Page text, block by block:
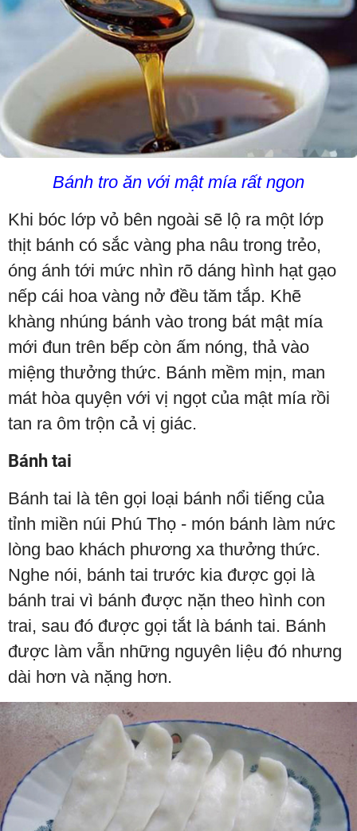
Bánh tro ăn với mật mía rất ngon
Khi bóc lớp vỏ bên ngoài sẽ lộ ra một lớp
thịt bánh có sắc vàng pha nâu trong trẻo,
óng ánh tới mức nhìn rõ dáng hình hạt gạo
nếp cái hoa vàng nở đều tăm tắp. Khẽ
khàng nhúng bánh vào trong bát mật mía
mới đun trên bếp còn ấm nóng, thả vào
miệng thưởng thức. Bánh mềm mịn, man
mát hòa quyện với vị ngọt của mật mía rồi
tan ra ôm trộn cả vị giác.
Bánh tai
Bánh tai là tên gọi loại bánh nổi tiếng của
tỉnh miền núi Phú Thọ - món bánh làm nức
lòng bao khách phương xa thưởng thức.
Nghe nói, bánh tai trước kia được gọi là
bánh trai vì bánh được nặn theo hình con
trai, sau đó được gọi tắt là bánh tai. Bánh
được làm vẫn những nguyên liệu đó nhưng
dài hơn và nặng hơn.